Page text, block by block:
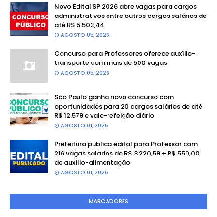
Novo Edital SP 2026 abre vagas para cargos
administrativos entre outros cargos salários de
até R$ 5.503,44
AGOSTO 05, 2026
Concurso para Professores oferece auxílio-
transporte com mais de 500 vagas
AGOSTO 05, 2026
São Paulo ganha novo concurso com
oportunidades para 20 cargos salários de até
R$ 12.579 e vale-refeição diário
AGOSTO 01, 2026
Prefeitura publica edital para Professor com
216 vagas salarios de R$ 3.220,59 + R$ 550,00
de auxílio-alimentação
AGOSTO 01, 2026
MARCADORES